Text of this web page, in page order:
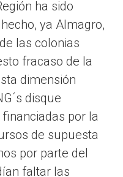
ha sido
ya Almagro,
las colonias
fracaso de la
dimensión
disque
por la
de supuesta
por parte del
faltar las